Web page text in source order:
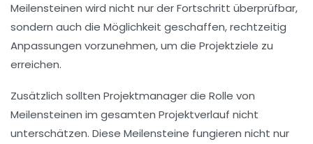
Meilensteinen wird nicht nur der Fortschritt überprüfbar,
sondern auch die Möglichkeit geschaffen, rechtzeitig
Anpassungen vorzunehmen, um die Projektziele zu
erreichen.
Zusätzlich sollten Projektmanager die Rolle von
Meilensteinen im gesamten Projektverlauf nicht
unterschätzen. Diese Meilensteine fungieren nicht nur